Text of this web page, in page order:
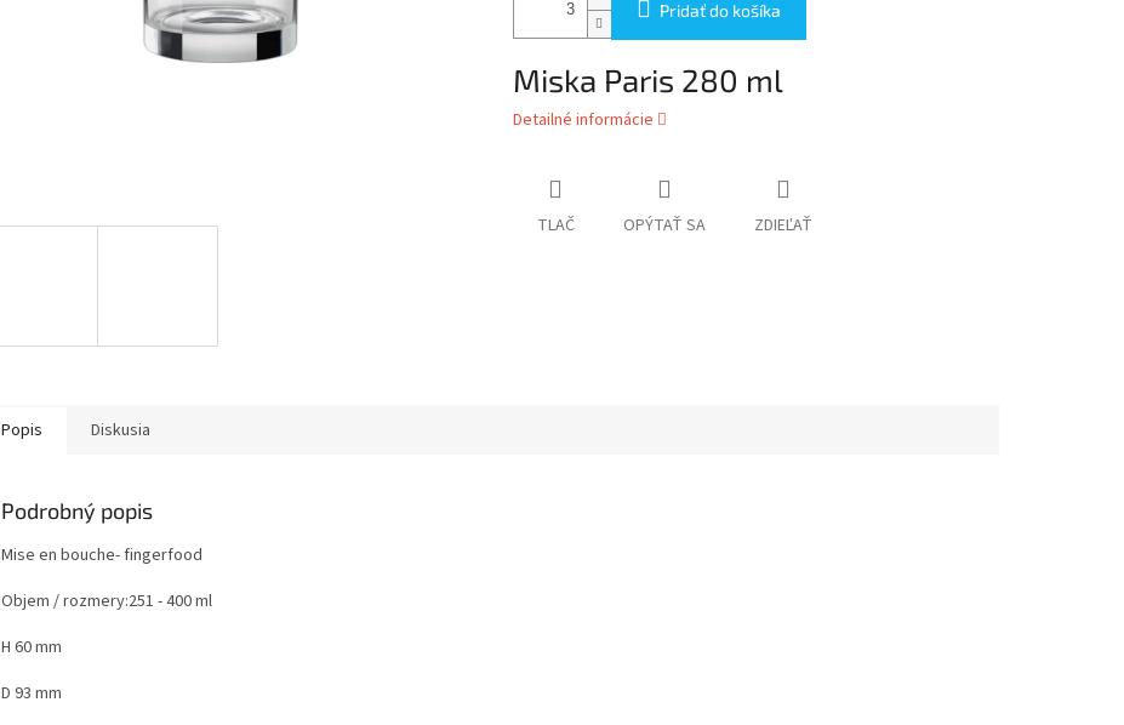
Pridať do košíka
Miska Paris 280 ml
Detailné informácie
TLAČ OPÝTAŤ SA ZDIEĽAŤ
Popis Diskusia
Podrobný popis
Mise en bouche- fingerfood
Objem / rozmery:251 - 400 ml
H 60 mm
D 93 mm